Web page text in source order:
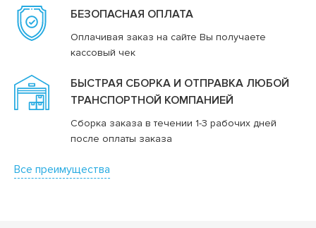
БЕЗОПАСНАЯ ОПЛАТА
Оплачивая заказ на сайте Вы получаете
кассовый чек
БЫСТРАЯ СБОРКА И ОТПРАВКА ЛЮБОЙ
ТРАНСПОРТНОЙ КОМПАНИЕЙ
Сборка заказа в течении 1-3 рабочих дней
после оплаты заказа
Все преимущества